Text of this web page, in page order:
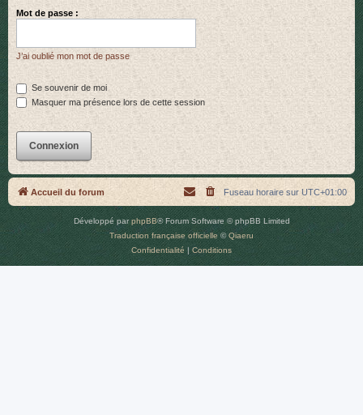
Mot de passe :
J’ai oublié mon mot de passe
Se souvenir de moi
Masquer ma présence lors de cette session
Accueil du forum Fuseau horaire sur UTC+01:00
Développé par phpBB® Forum Software © phpBB Limited
Traduction française officielle ©Qiaeru
Confidentialité | Conditions